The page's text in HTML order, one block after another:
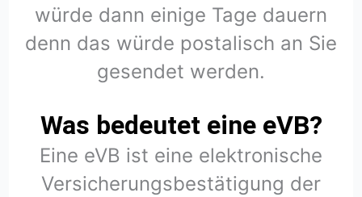
würde dann einige Tage dauern
denn das würde postalisch an Sie
gesendet werden.
Was bedeutet eine eVB?
Eine eVB ist eine elektronische
Versicherungsbestätigung der